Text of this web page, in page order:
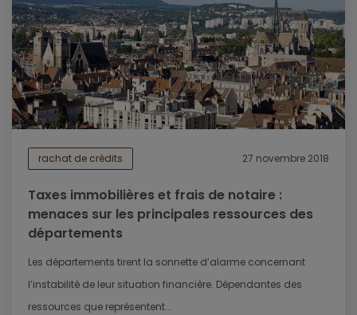
rachat de crédits 27 novembre 2018
Taxes immobilières et frais de notaire :
menaces sur les principales ressources des
départements
Les départements tirent la sonnette d’alarme concernant
l’instabilité de leur situation financière. Dépendantes des
ressources que représentent...